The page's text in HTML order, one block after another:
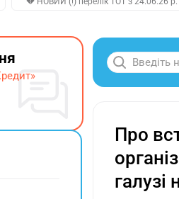
Про
галузі